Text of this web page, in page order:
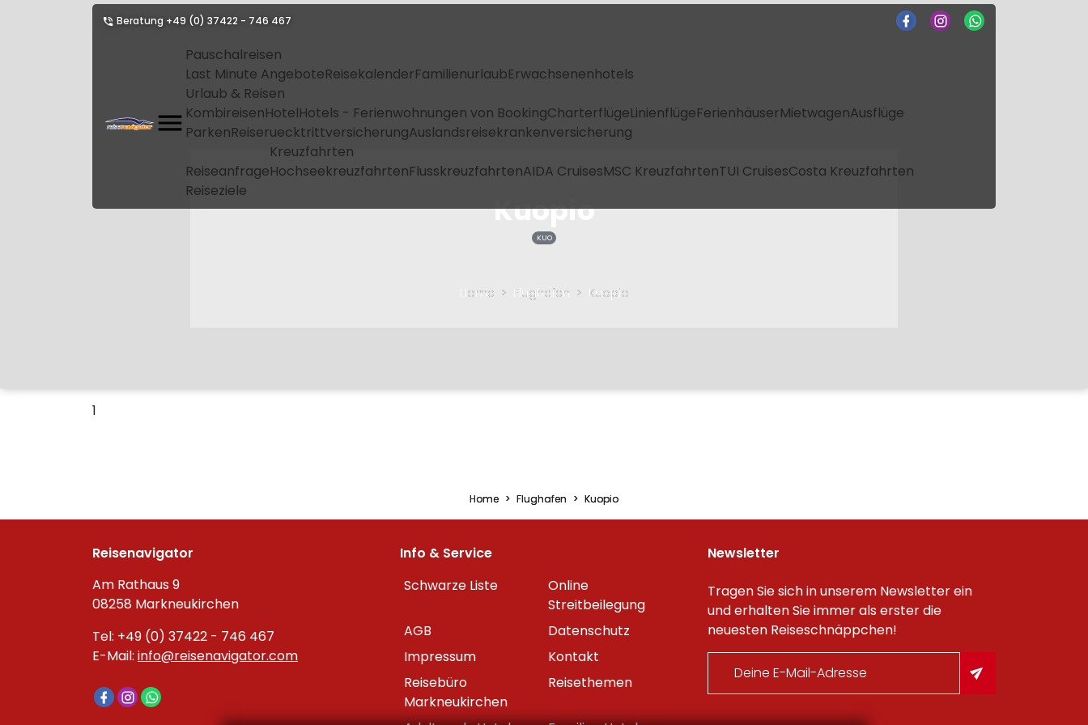
Beratung +49 (0) 37422 - 746 467
Pauschalreisen
Last Minute AngeboteReisekalenderFamilienurlaubErwachsenenhotels
Urlaub & Reisen
KombireisenHotelHotels - Ferienwohnungen von BookingCharterflügeLinienflügeFerienhäuserMietwagenAusflüge
ParkenReiseruecktrittversicherungAuslandsreisekrankenversicherung
Reiseanfrage
Kreuzfahrten
HochseekreuzfahrtenFlusskreuzfahrtenAIDA CruisesMSC KreuzfahrtenTUI CruisesCosta Kreuzfahrten
Reiseziele
Kuopio
KUO
Home Flughafen Kuopio
1
Home Flughafen Kuopio
Reisenavigator
Am Rathaus 9
08258 Markneukirchen
Tel: +49 (0) 37422 - 746 467
E-Mail: info@reisenavigator.com
Info & Service
Schwarze Liste
Online
Streitbeilegung
AGB
Datenschutz
Impressum
Kontakt
Reisebüro
Markneukirchen
Reisethemen
Newsletter
Tragen Sie sich in unserem Newsletter ein
und erhalten Sie immer als erster die
neuesten Reiseschnäppchen!